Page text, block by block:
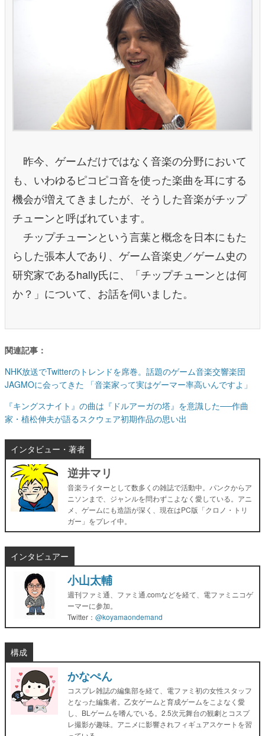
昨今、ゲームだけではなく音楽の分野において
も、いわゆるピコピコ音を使った楽曲を耳にする
機会が増えてきましたが、そうした音楽がチップ
チューンと呼ばれています。
チップチューンという言葉と概念を日本にもた
らした張本人であり、ゲーム音楽史／ゲーム史の
研究家であるhally氏に、「チップチューンとは何
か？」について、お話を伺いました。
関連記事：
NHK放送でTwitterのトレンドを席巻。話題のゲーム音楽交響楽団
JAGMOに会ってきた 「音楽家って実はゲーマー率高いんですよ」
『キングスナイト』の曲は『ドルアーガの塔』を意識した──作曲
家・植松伸夫が語るスクウェア初期作品の思い出
インタビュー・著者
逆井マリ
音楽ライターとして数多くの雑誌で活動中。パンクからア
ニソンまで、ジャンルを問わずこよなく愛している。アニ
メ、ゲームにも造詣が深く、現在はPC版「クロノ・トリ
ガー」をプレイ中。
インタビュアー
小山太輔
週刊ファミ通、ファミ通.comなどを経て、電ファミニコゲ
ーマーに参加。
Twitter： @koyamaondemand
構成
かなぺん
コスプレ雑誌の編集部を経て、電ファミ初の女性スタッフ
となった編集者。乙女ゲームと育成ゲームをこよなく愛
し、BLゲームを嗜んでいる。2.5次元舞台の観劇とコスプ
レ撮影が趣味。アニメに影響されフィギュアスケートを習